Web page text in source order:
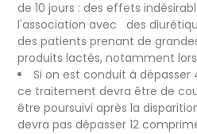
de 10 jours : des effets
l'association avec des
des patients prenant de
produits lactés, notamment
Si on est conduit à
ce traitement devra être de
être poursuivi après la
devra pas dépasser 12